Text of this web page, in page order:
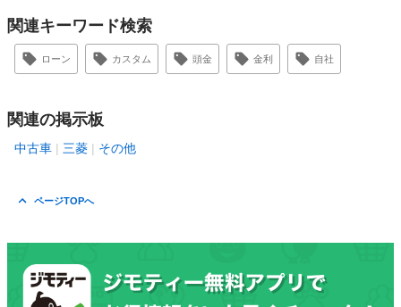
関連キーワード検索
ローン カスタム 頭金 金利 自社
関連の掲示板
中古車 三菱 その他
ページTOPへ